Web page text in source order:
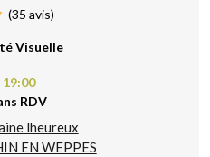
(35 avis)
Visuelle
RDV
lheureux
EN WEPPES